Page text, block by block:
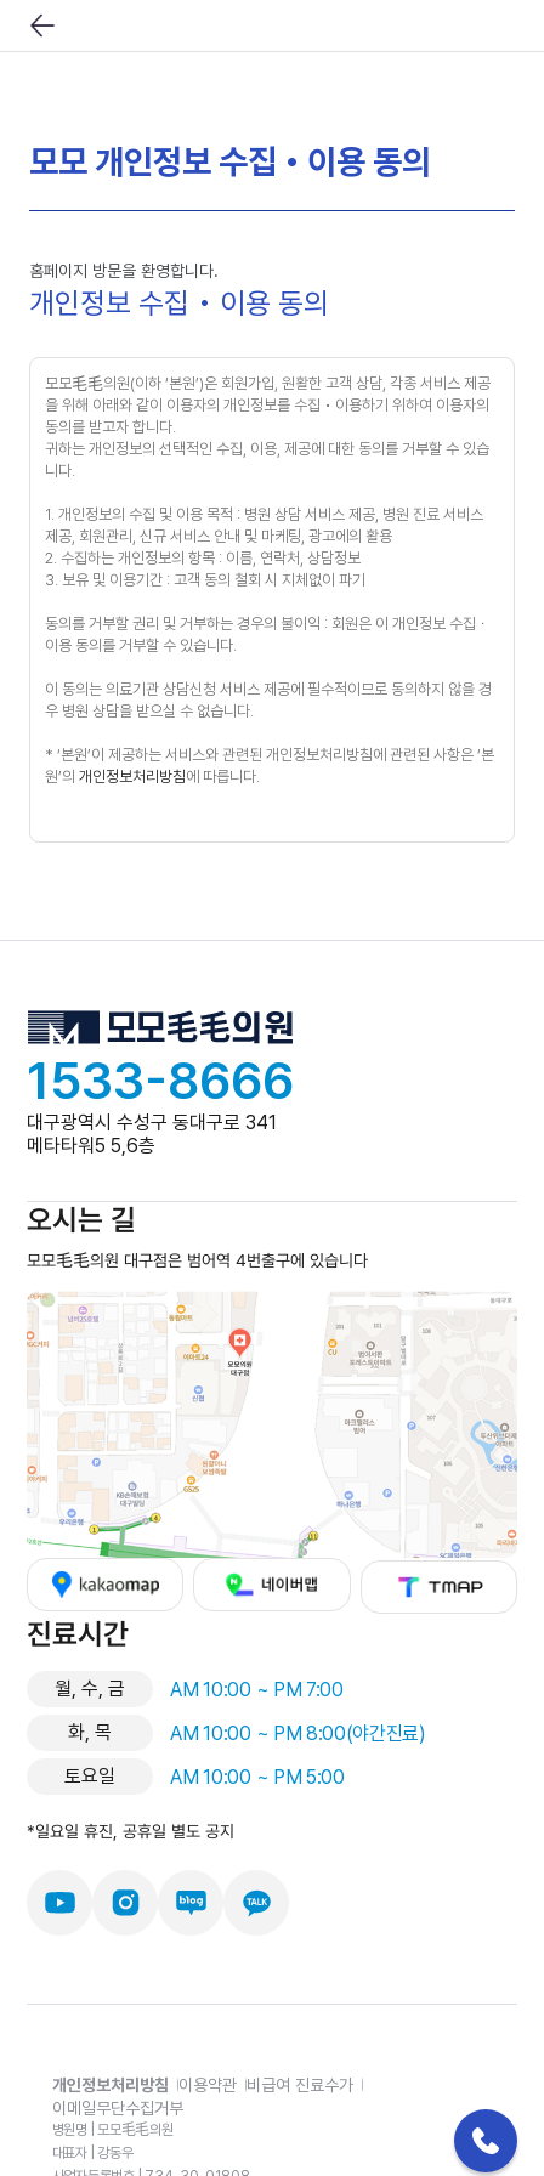
모모 개인정보 수집 • 이용 동의
홈페이지 방문을 환영합니다.
개인정보 수집 • 이용 동의
모모毛毛의원(이하 ‘본원’)은 회원가입, 원활한 고객 상담, 각종 서비스 제공
을 위해 아래와 같이 이용자의 개인정보를 수집 • 이용하기 위하여 이용자의
동의를 받고자 합니다.
귀하는 개인정보의 선택적인 수집, 이용, 제공에 대한 동의를 거부할 수 있습
니다.
1. 개인정보의 수집 및 이용 목적 : 병원 상담 서비스 제공, 병원 진료 서비스
제공, 회원관리, 신규 서비스 안내 및 마케팅, 광고에의 활용
2. 수집하는 개인정보의 항목 : 이름, 연락처, 상담정보
3. 보유 및 이용기간 : 고객 동의 철회 시 지체없이 파기
동의를 거부할 권리 및 거부하는 경우의 불이익 : 회원은 이 개인정보 수집ㆍ
이용 동의를 거부할 수 있습니다.
이 동의는 의료기관 상담신청 서비스 제공에 필수적이므로 동의하지 않을 경
우 병원 상담을 받으실 수 없습니다.
* ‘본원’이 제공하는 서비스와 관련된 개인정보처리방침에 관련된 사항은 ‘본
원’의 개인정보처리방침에 따릅니다.
1533-8666
대구광역시 수성구 동대구로 341
메타타워5 5,6층
진료시간
월, 수, 금
AM 10:00 ~ PM 7:00
화, 목
AM 10:00 ~ PM 8:00(야간진료)
토요일
AM 10:00 ~ PM 5:00
*일요일 휴진, 공휴일 별도 공지
오시는 길
모모毛毛의원 대구점은 범어역 4번출구에 있습니다
개인정보처리방침 이용약관 비급여 진료수가
이메일무단수집거부
병원명 | 모모毛毛의원
대표자 | 강동우